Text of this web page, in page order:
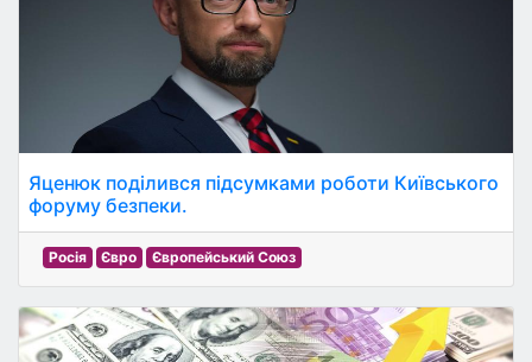
Яценюк поділився підсумками роботи Київського
форуму безпеки.
Росія Євро Європейський Союз